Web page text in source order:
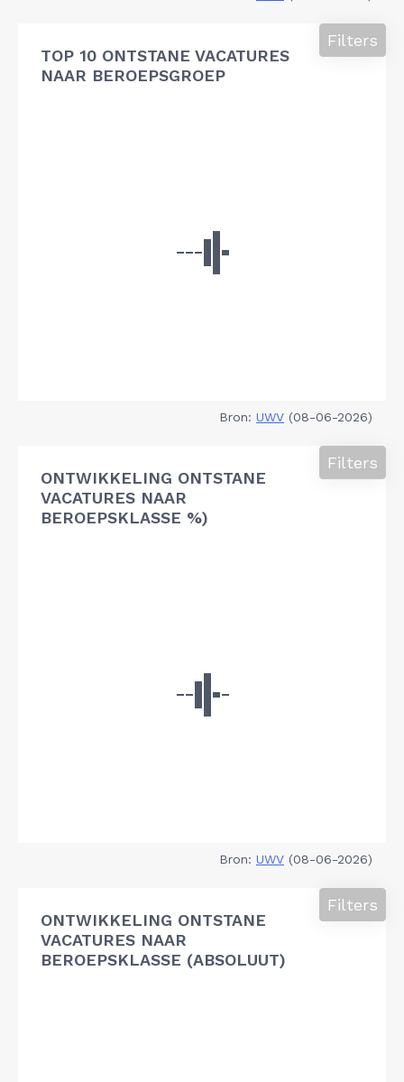
TOP 10 ONTSTANE VACATURES
NAAR BEROEPSGROEP
Filters
Bron: UWV (08-06-2026)
ONTWIKKELING ONTSTANE
VACATURES NAAR
BEROEPSKLASSE %)
Filters
Bron: UWV (08-06-2026)
ONTWIKKELING ONTSTANE
VACATURES NAAR
BEROEPSKLASSE (ABSOLUUT)
Filters